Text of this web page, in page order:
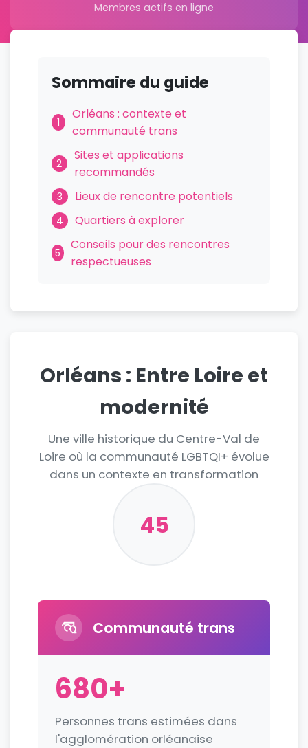
Membres actifs en ligne
Sommaire du guide
1
Orléans : contexte et
communauté trans
2
Sites et applications
recommandés
3 Lieux de rencontre potentiels
4 Quartiers à explorer
5
Conseils pour des rencontres
respectueuses
Orléans : Entre Loire et
modernité
Une ville historique du Centre-Val de
Loire où la communauté LGBTQI+ évolue
dans un contexte en transformation
45
Communauté trans
680+
Personnes trans estimées dans
l'agglomération orléanaise